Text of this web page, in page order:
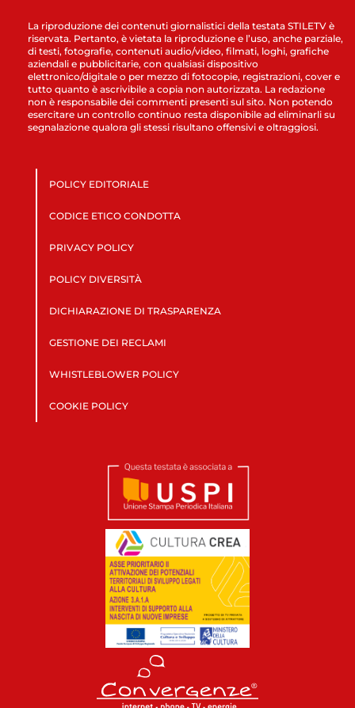
La riproduzione dei contenuti giornalistici della testata STILETV è
riservata. Pertanto, è vietata la riproduzione e l’uso, anche parziale,
di testi, fotografie, contenuti audio/video, filmati, loghi, grafiche
aziendali e pubblicitarie, con qualsiasi dispositivo
elettronico/digitale o per mezzo di fotocopie, registrazioni, cover e
tutto quanto è ascrivibile a copia non autorizzata. La redazione
non è responsabile dei commenti presenti sul sito. Non potendo
esercitare un controllo continuo resta disponibile ad eliminarli su
segnalazione qualora gli stessi risultano offensivi e oltraggiosi.
POLICY EDITORIALE
CODICE ETICO CONDOTTA
PRIVACY POLICY
POLICY DIVERSITÀ
DICHIARAZIONE DI TRASPARENZA
GESTIONE DEI RECLAMI
WHISTLEBLOWER POLICY
COOKIE POLICY